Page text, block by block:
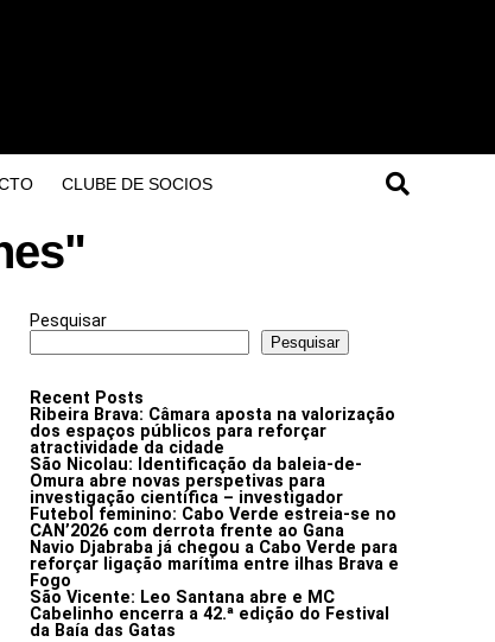
CLUBE DE SOCIOS
Pesquisar
Pesquisar
Recent Posts
Ribeira Brava: Câmara aposta na valorização
dos espaços públicos para reforçar
atractividade da cidade
São Nicolau: Identificação da baleia-de-
Omura abre novas perspetivas para
investigação científica – investigador
Futebol feminino: Cabo Verde estreia-se no
CAN’2026 com derrota frente ao Gana
Navio Djabraba já chegou a Cabo Verde para
reforçar ligação marítima entre ilhas Brava e
Fogo
São Vicente: Leo Santana abre e MC
Cabelinho encerra a 42.ª edição do Festival
da Baía das Gatas